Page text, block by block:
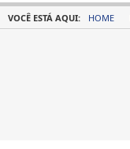
VOCÊ ESTÁ AQUI: HOME